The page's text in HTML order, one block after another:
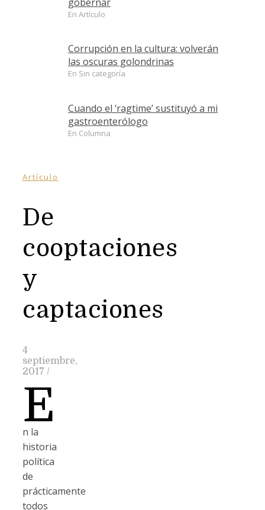
En Artículo
Corrupción en la cultura: volverán
las oscuras golondrinas
En Sin categoría
Cuando el ‘ragtime’ sustituyó a mi
gastroenterólogo
En Columna
Artículo
De
cooptaciones
y
captaciones
4
septiembre,
2017 /
E
n la
historia
política
de
prácticamente
todos